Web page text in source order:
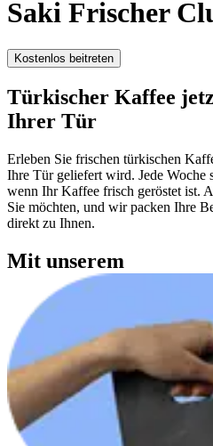
Saki Frischer
Kostenlos beitreten
Türkischer Kaffee
Ihrer Tür
Erleben Sie frischen türkischen
Ihre Tür geliefert wird. Jede Woche
wenn Ihr Kaffee frisch geröstet ist.
Sie möchten, und wir packen Ihre
direkt zu Ihnen.
Mit unserem